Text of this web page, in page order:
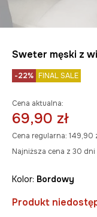
Sweter męski z
-22% FINAL SALE
Cena aktualna:
69,90 zł
Cena regularna: 149,90
Najniższa cena z 30 dni
Kolor: bordowy
Produkt